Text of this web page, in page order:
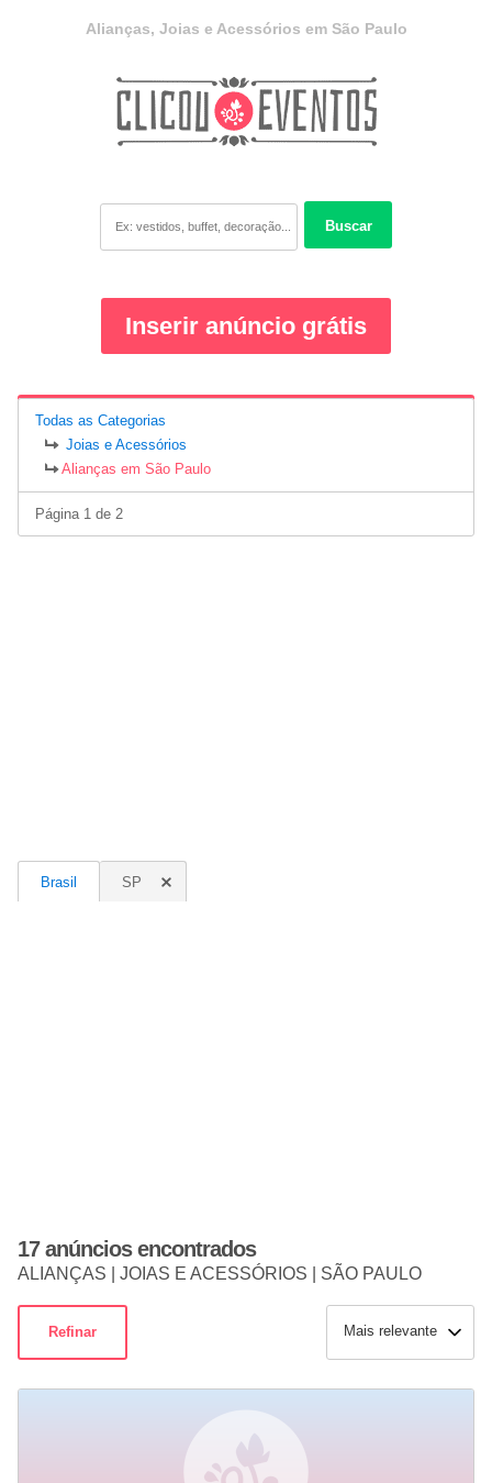
Alianças, Joias e Acessórios em São Paulo
Buscar
Inserir anúncio grátis
Todas as Categorias
Joias e Acessórios
Alianças em São Paulo
Página 1 de 2
Brasil SP
17 anúncios encontrados
ALIANÇAS | JOIAS E ACESSÓRIOS | SÃO PAULO
Refinar Mais relevante